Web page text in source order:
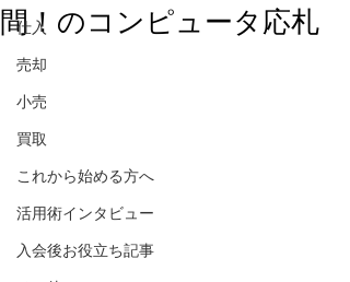
仕入
売却
小売
買取
これから始める方へ
活用術インタビュー
入会後お役立ち記事
間！のコンピュータ応札